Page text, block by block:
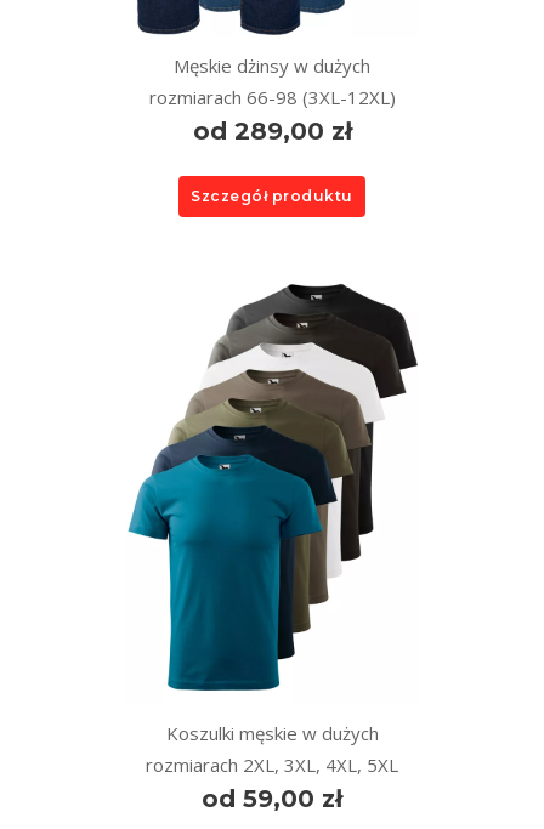
Męskie dżinsy w dużych
rozmiarach 66-98 (3XL-12XL)
od 289,00 zł
Szczegół produktu
Koszulki męskie w dużych
rozmiarach 2XL, 3XL, 4XL, 5XL
od 59,00 zł